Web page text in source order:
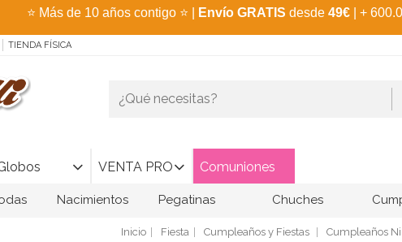
⭐ Más de 10 años contigo ⭐ Envío GRATIS desde 49€ | +
TIENDA FÍSICA
VENTA PRO Comuniones
Nacimientos Pegatinas Chuches
Inicio Fiesta Cumpleaños y Fiestas Cumpleaños